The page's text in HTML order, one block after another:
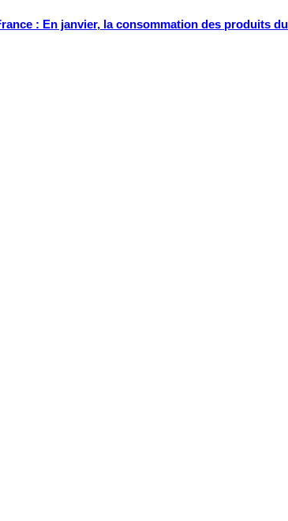
: En janvier, la consommation des produits